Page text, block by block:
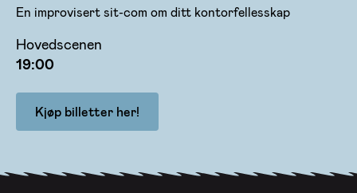
En improvisert sit-com om ditt kontorfellesskap
Hovedscenen
19:00
Kjøp billetter her!